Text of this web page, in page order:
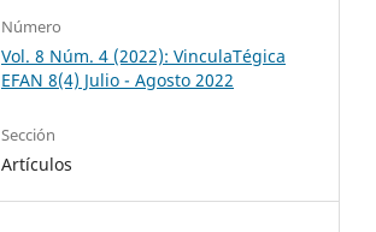
Número
Vol. 8 Núm. 4 (2022): VinculaTégica
EFAN 8(4) Julio - Agosto 2022
Sección
Artículos